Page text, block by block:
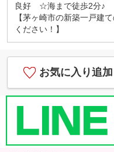
良好 ☆海まで徒歩2分♪
【茅ヶ崎市の新築一戸建
ください！】
お気に入り追加